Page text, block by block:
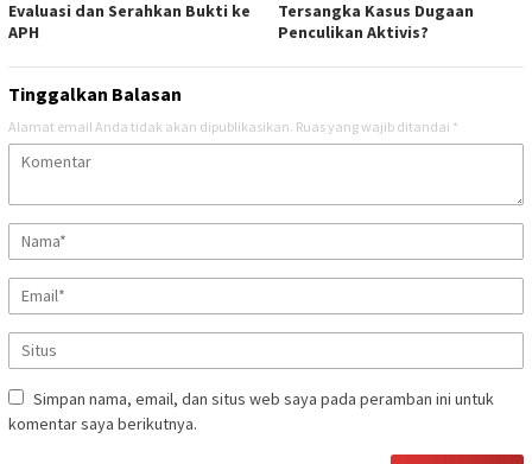
Evaluasi dan Serahkan Bukti ke
APH
Tersangka Kasus Dugaan
Penculikan Aktivis? ‎
Tinggalkan Balasan
Alamat email Anda tidak akan dipublikasikan. Ruas yang wajib ditandai *
Simpan nama, email, dan situs web saya pada peramban ini untuk
komentar saya berikutnya.